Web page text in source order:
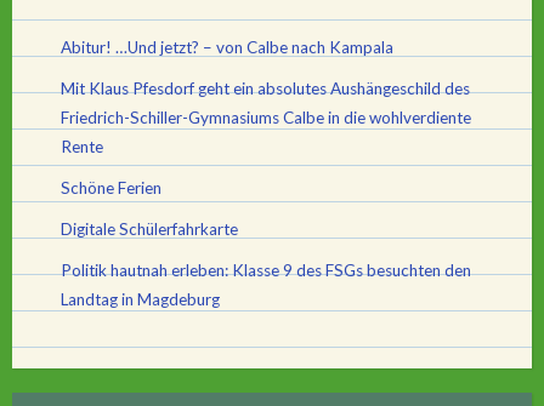
Abitur! …Und jetzt? – von Calbe nach Kampala
Mit Klaus Pfesdorf geht ein absolutes Aushängeschild des
Friedrich-Schiller-Gymnasiums Calbe in die wohlverdiente
Rente
Schöne Ferien
Digitale Schülerfahrkarte
Politik hautnah erleben: Klasse 9 des FSGs besuchten den
Landtag in Magdeburg